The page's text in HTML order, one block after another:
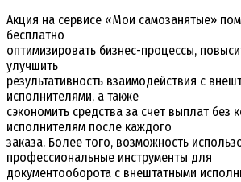
Акция на сервисе «Мои самозанятые»
бесплатно
оптимизировать бизнес-процессы,
улучшить
результативность взаимодействия с
исполнителями, а также
сэкономить средства за счет выплат без
исполнителям после каждого
заказа. Более того, возможность
профессиональные инструменты для
документооборота с внештатными